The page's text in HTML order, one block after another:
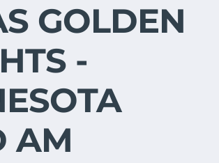
GOLDEN
-
AM